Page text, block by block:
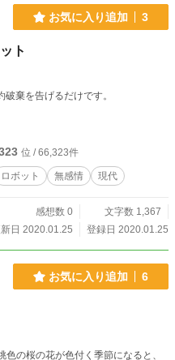
お気に入り追加 3
ト
棄を告げるだけです。
位 / 66,323件
ロボット 無感情 現代
感想数 0
文字数 1,367
日 2020.01.25
登録日 2020.01.25
お気に入り追加 6
の桜の花が色付く季節になると、